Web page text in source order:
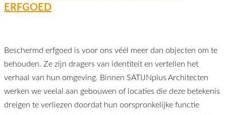
ERFGOED
Beschermd erfgoed is voor ons véél meer dan objecten om te
behouden. Ze zijn dragers van identiteit en vertellen het
verhaal van hun omgeving. Binnen SATIJNplus Architecten
werken we veelal aan gebouwen of locaties die deze betekenis
dreigen te verliezen doordat hun oorspronkelijke functie